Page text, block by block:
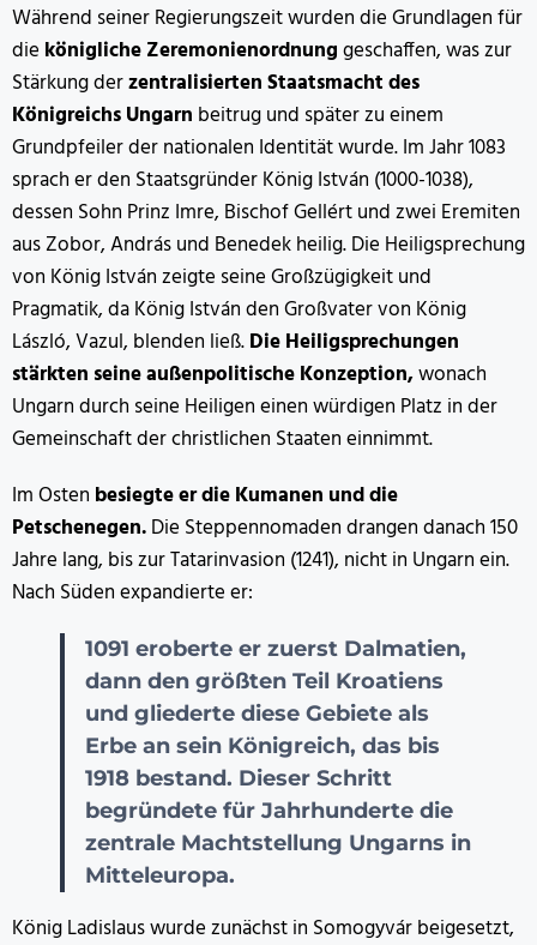
Während seiner Regierungszeit wurden die Grundlagen für
die königliche Zeremonienordnunggeschaffen, was zur
Stärkung derzentralisierten Staatsmacht des
Königreichs Ungarn beitrug und später zu einem
Grundpfeiler der nationalen Identität wurde. Im Jahr 1083
sprach er den Staatsgründer König István (1000-1038),
dessen Sohn Prinz Imre, Bischof Gellért und zwei Eremiten
aus Zobor, András und Benedek heilig. Die Heiligsprechung
von König István zeigte seine Großzügigkeit und
Pragmatik, da König István den Großvater von König
László, Vazul, blenden ließ.Die Heiligsprechungen
stärkten seine außenpolitische Konzeption,wonach
Ungarn durch seine Heiligen einen würdigen Platz in der
Gemeinschaft der christlichen Staaten einnimmt.
Im Osten besiegte er die Kumanen und die
Petschenegen.Die Steppennomaden drangen danach 150
Jahre lang, bis zur Tatarinvasion (1241), nicht in Ungarn ein.
Nach Süden expandierte er:
1091 eroberte er zuerst Dalmatien,
dann den größten Teil Kroatiens
und gliederte diese Gebiete als
Erbe an sein Königreich, das bis
1918 bestand. Dieser Schritt
begründete für Jahrhunderte die
zentrale Machtstellung Ungarns in
Mitteleuropa.
König Ladislaus wurde zunächst in Somogyvár beigesetzt,